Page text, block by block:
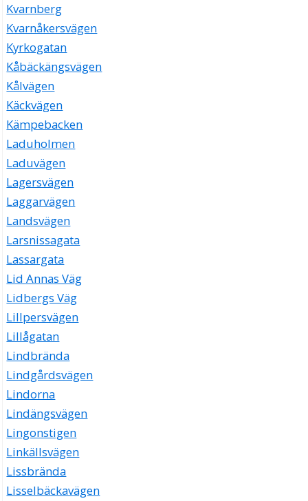
Kvarnberg
Kvarnåkersvägen
Kyrkogatan
Kåbäckängsvägen
Kålvägen
Käckvägen
Kämpebacken
Laduholmen
Laduvägen
Lagersvägen
Laggarvägen
Landsvägen
Larsnissagata
Lassargata
Lid Annas Väg
Lidbergs Väg
Lillpersvägen
Lillågatan
Lindbrända
Lindgårdsvägen
Lindorna
Lindängsvägen
Lingonstigen
Linkällsvägen
Lissbrända
Lisselbäckavägen